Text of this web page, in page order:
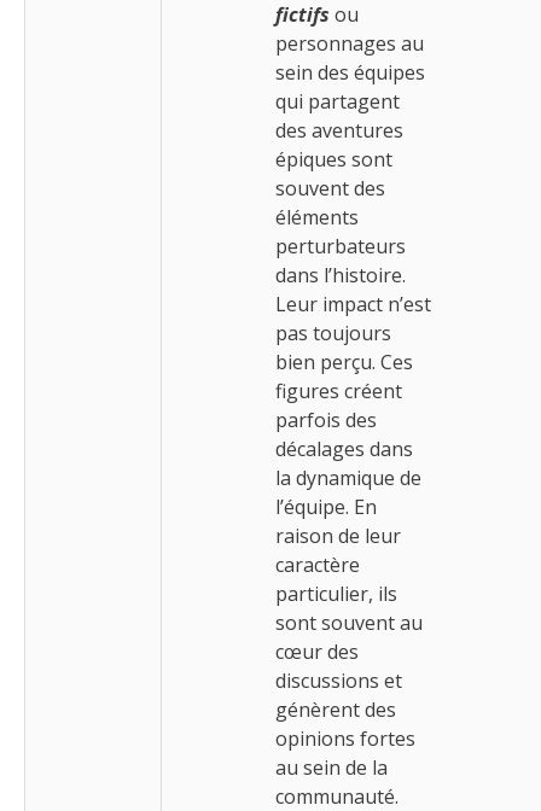
fictifs ou
personnages au
sein des équipes
qui partagent
des aventures
épiques sont
souvent des
éléments
perturbateurs
dans l’histoire.
Leur impact n’est
pas toujours
bien perçu. Ces
figures créent
parfois des
décalages dans
la dynamique de
l’équipe. En
raison de leur
caractère
particulier, ils
sont souvent au
cœur des
discussions et
génèrent des
opinions fortes
au sein de la
communauté.